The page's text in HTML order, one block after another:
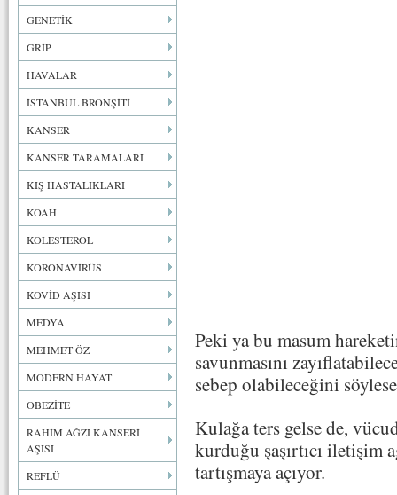
GENETİK
GRİP
HAVALAR
İSTANBUL BRONŞİTİ
KANSER
KANSER TARAMALARI
KIŞ HASTALIKLARI
KOAH
KOLESTEROL
KORONAVİRÜS
KOVİD AŞISI
MEDYA
MEHMET ÖZ
MODERN HAYAT
OBEZİTE
RAHİM AĞZI KANSERİ
AŞISI
REFLÜ
Peki ya bu masum
savunmasını
sebep olabileceğini
Kulağa ters gelse de,
kurduğu şaşırtıcı
tartışmaya açıyor.